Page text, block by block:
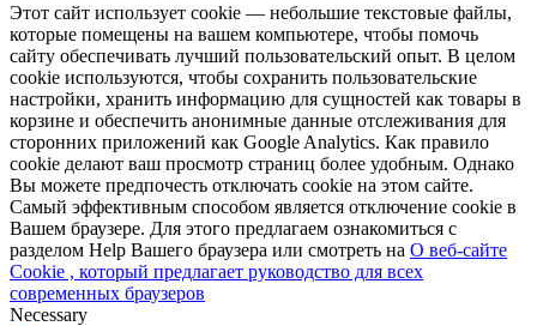
Этот сайт использует cookie — небольшие текстовые файлы,
которые помещены на вашем компьютере, чтобы помочь
сайту обеспечивать лучший пользовательский опыт. В целом
cookie используются, чтобы сохранить пользовательские
настройки, хранить информацию для сущностей как товары в
корзине и обеспечить анонимные данные отслеживания для
сторонних приложений как Google Analytics. Как правило
cookie делают ваш просмотр страниц более удобным. Однако
Вы можете предпочесть отключать cookie на этом сайте.
Самый эффективным способом является отключение cookie в
Вашем браузере. Для этого предлагаем ознакомиться с
разделом Help Вашего браузера или смотреть на О веб-сайте
Cookie , который предлагает руководство для всех
современных браузеров
Necessary